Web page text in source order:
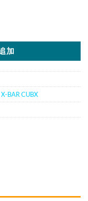
加
X-BAR CUBX